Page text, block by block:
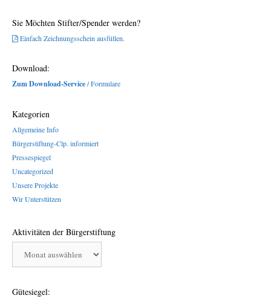
Sie Möchten Stifter/Spender werden?
Einfach Zeichnungsschein ausfüllen.
Download:
Zum Download-Service/ Formulare
Kategorien
Allgemeine Info
Bürgerstiftung-Clp. informiert
Pressespiegel
Uncategorized
Unsere Projekte
Wir Unterstützen
Aktivitäten der Bürgerstiftung
Bürgerstiftung
Gütesiegel: